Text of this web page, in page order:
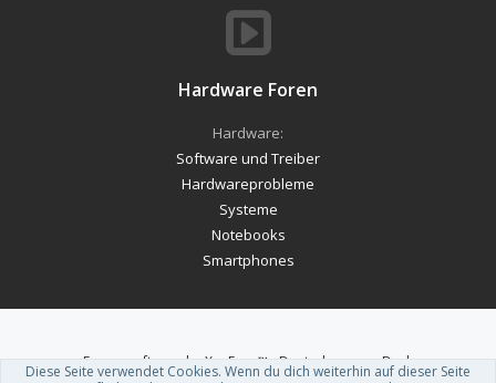
Hardware Foren
Hardware:
Software und Treiber
Hardwareprobleme
Systeme
Notebooks
Smartphones
Forum software by XenForo™-Deutsch von xenDach
Theme designed byThemeHouse .
Diese Seite verwendet Cookies. Wenn du dich weiterhin auf dieser Seite